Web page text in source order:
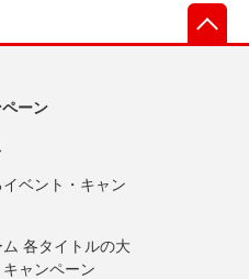
ーン
ベント・キャン
各タイトルの大
ャンペーン